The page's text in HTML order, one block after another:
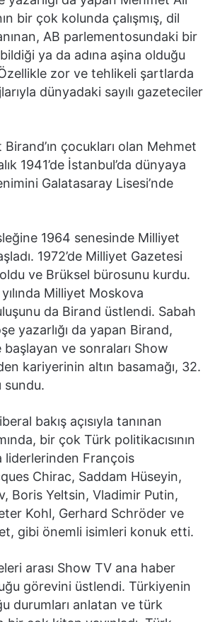
bir çok kolunda çalışmış, dil
AB parlementosundaki bir
ya da adına aşina olduğu
zor ve tehlikeli şartlarda
dünyadaki sayılı gazeteciler
çocukları olan Mehmet
1941’de İstanbul’da dünyaya
Galatasaray Lisesi’nde
1964 senesinde Milliyet
1972’de Milliyet Gazetesi
ve Brüksel bürosunu kurdu.
Milliyet Moskova
da Birand üstlendi. Sabah
yazarlığı da yapan Birand,
başlayan ve sonraları Show
kariyerinin altın basamağı, 32.
sundu.
bakış açısıyla tanınan
bir çok Türk politikacısının
liderlerinden François
Chirac, Saddam Hüseyin,
Boris Yeltsin, Vladimir Putin,
Kohl, Gerhard Schröder ve
gibi önemli isimleri konuk etti.
arası Show TV ana haber
görevini üstlendi. Türkiyenin
durumları anlatan ve türk